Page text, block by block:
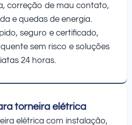
correção de mau contato,
e quedas de energia.
seguro e certificado,
sem risco e soluções
24 horas.
torneira elétrica
elétrica com instalação,